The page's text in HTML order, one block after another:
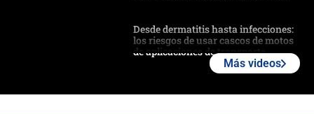
Desde dermatitis hasta infecciones:
los riesgos de usar cascos de motos
de aplicaciones de transporte
Más videos